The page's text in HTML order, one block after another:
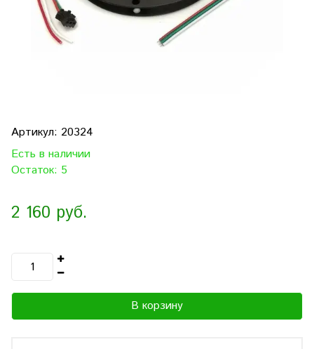
Артикул: 20324
Есть в наличии
Остаток: 5
2 160 руб.
В корзину